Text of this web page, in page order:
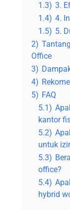
1.3) 3.
1.4) 4.
1.5) 5.
2)
Office
3)
4)
5) FAQ
5.1)
kantor
5.2)
untuk
5.3)
office?
5.4)
hybrid